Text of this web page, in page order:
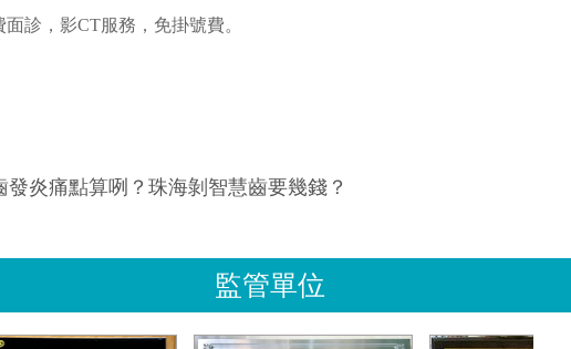
診，影CT服務，免掛號費。
發炎痛點算咧？珠海剝智慧齒要幾錢？
監管單位